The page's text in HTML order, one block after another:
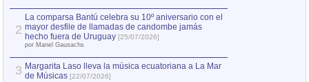
2
La comparsa Bantú celebra su 10º aniversario con el
mayor desfile de llamadas de candombe jamás
hecho fuera de Uruguay [25/07/2026]
por Manel Gausachs
3 Margarita Laso lleva la música ecuatoriana a La Mar
de Músicas [22/07/2026]